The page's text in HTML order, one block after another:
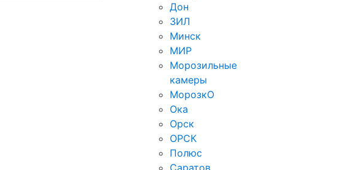
Дон
ЗИЛ
Минск
МИР
Морозильные
камеры
МорозкО
Ока
Орск
ОРСК
Полюс
Саратов